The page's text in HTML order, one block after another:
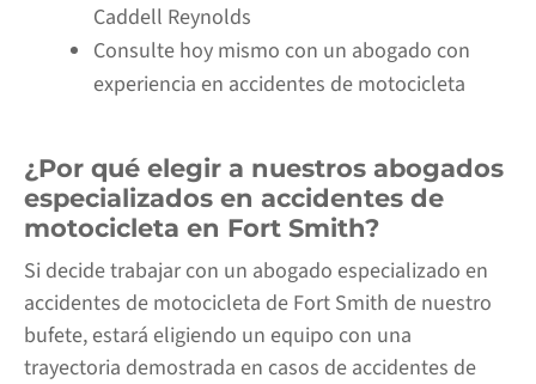
Caddell Reynolds
Consulte hoy mismo con un abogado con
experiencia en accidentes de motocicleta
¿Por qué elegir a nuestros abogados
especializados en accidentes de
motocicleta en Fort Smith?
Si decide trabajar con un abogado especializado en
accidentes de motocicleta de Fort Smith de nuestro
bufete, estará eligiendo un equipo con una
trayectoria demostrada en casos de accidentes de